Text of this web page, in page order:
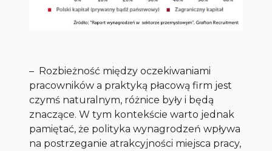
– Rozbieżność między oczekiwaniami
pracowników a praktyką płacową firm jest
czymś naturalnym, różnice były i będą
znaczące. W tym kontekście warto jednak
pamiętać, że polityka wynagrodzeń wpływa
na postrzeganie atrakcyjności miejsca pracy,